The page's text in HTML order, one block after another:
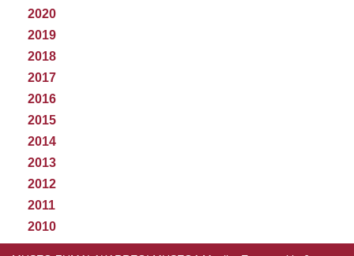
2020
2019
2018
2017
2016
2015
2014
2013
2012
2011
2010